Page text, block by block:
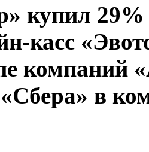
купил
касс
компаний
в